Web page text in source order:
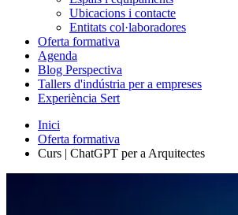
Ubicacions i contacte
Entitats col·laboradores
Oferta formativa
Agenda
Blog Perspectiva
Tallers d'indústria per a empreses
Experiència Sert
Inici
Oferta formativa
Curs | ChatGPT per a Arquitectes